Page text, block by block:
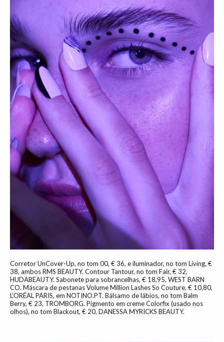
Corretor UnCover-Up, no tom 00, € 36, e iluminador, no tom Living, €
38, ambos RMS BEAUTY. Contour Tantour, no tom Fair, € 32,
HUDABEAUTY. Sabonete para sobrancelhas, € 18,95, WEST BARN
CO. Máscara de pestanas Volume Million Lashes So Couture, € 10,80,
L’ORÉAL PARIS, em NOTINO.PT. Bálsamo de lábios, no tom Balm
Berry, € 23, TROMBORG. Pigmento em creme Colorfix (usado nos
olhos), no tom Blackout, € 20, DANESSA MYRICKS BEAUTY.